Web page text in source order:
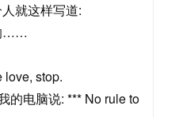
就这样写道:
……
love, stop.
的电脑说: *** No rule to